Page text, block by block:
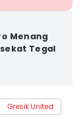
Menang
Tegal
Gresik United